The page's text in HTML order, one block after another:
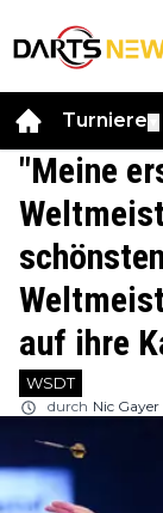
Turniere
"Meine
auf ihre
WSDT
durch Nic Gayer